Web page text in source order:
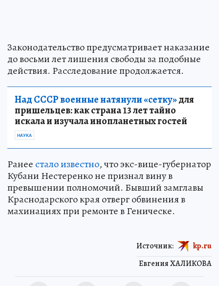
Законодательство предусматривает наказание
до восьми лет лишения свободы за подобные
действия. Расследование продолжается.
Над СССР военные натянули «сетку»для
пришельцев: как страна 13 лет тайно
искала и изучала инопланетных гостей
НАУКА
Ранее стало известно, что экс-вице-губернатор
Кубани Нестеренко не признал вину в
превышении полномочий. Бывший замглавы
Краснодарского края отверг обвинения в
махинациях при ремонте в Геническе.
Евгения ХАЛИКОВА
Источник: kp.ru